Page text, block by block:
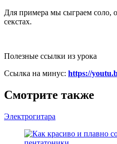
Для примера мы сыграем соло,
секстах.
Полезные ссылки из урока
Ссылка на минус: https://
Смотрите также
Электрогитара